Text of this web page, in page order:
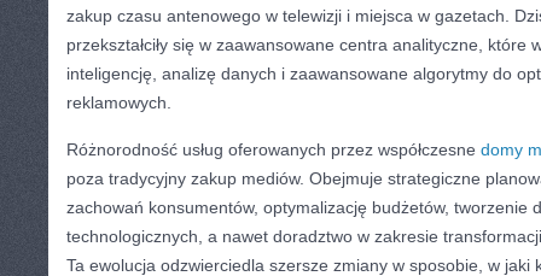
zakup czasu antenowego w telewizji i miejsca w gazetach.
przekształciły się w zaawansowane centra analityczne, które
inteligencję, analizę danych i zaawansowane algorytmy do
reklamowych.
Różnorodność usług oferowanych przez współczesne domy
poza tradycyjny zakup mediów. Obejmuje strategiczne
zachowań konsumentów, optymalizację budżetów, tworzenie
technologicznych, a nawet doradztwo w zakresie
Ta ewolucja odzwierciedla szersze zmiany w sposobie, w jaki